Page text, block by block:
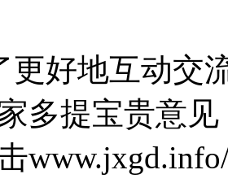
更好地互动交
多提宝贵意